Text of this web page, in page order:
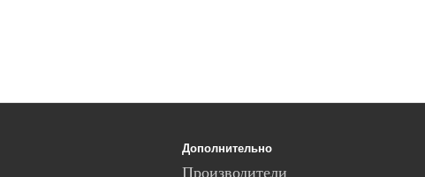
Дополнительно
Производители